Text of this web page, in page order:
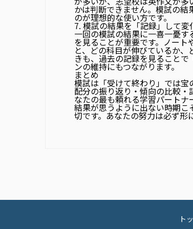
かは判断できません。模試の結
のが理想的な使い方です。
7. 模試の結果を「記録」して変
一回の模試の結果に一喜一憂す
を見ることが重要です。ノート
と、どの科目が伸びているか
きも、過去の記録を見ること
ンの維持にもつながります。
まとめ
模試は「受けて終わり」では
配分の振り返り・傾向の比較
なたの最も頼れる学習パートナ
結果が思うように出ない時期
切です。あなたの努力は必ず形
ト